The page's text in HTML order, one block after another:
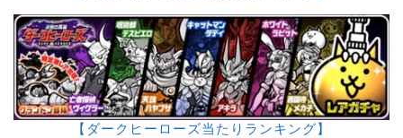
【ダークヒーローズ当たりランキング】